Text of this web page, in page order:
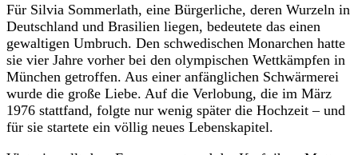
Für Silvia Sommerlath, eine Bürgerliche, deren Wurzeln in
Deutschland und Brasilien liegen, bedeutete das einen
gewaltigen Umbruch. Den schwedischen Monarchen hatte
sie vier Jahre vorher bei den olympischen Wettkämpfen in
München getroffen. Aus einer anfänglichen Schwärmerei
wurde die große Liebe. Auf die Verlobung, die im März
1976 stattfand, folgte nur wenig später die Hochzeit – und
für sie startete ein völlig neues Lebenskapitel.